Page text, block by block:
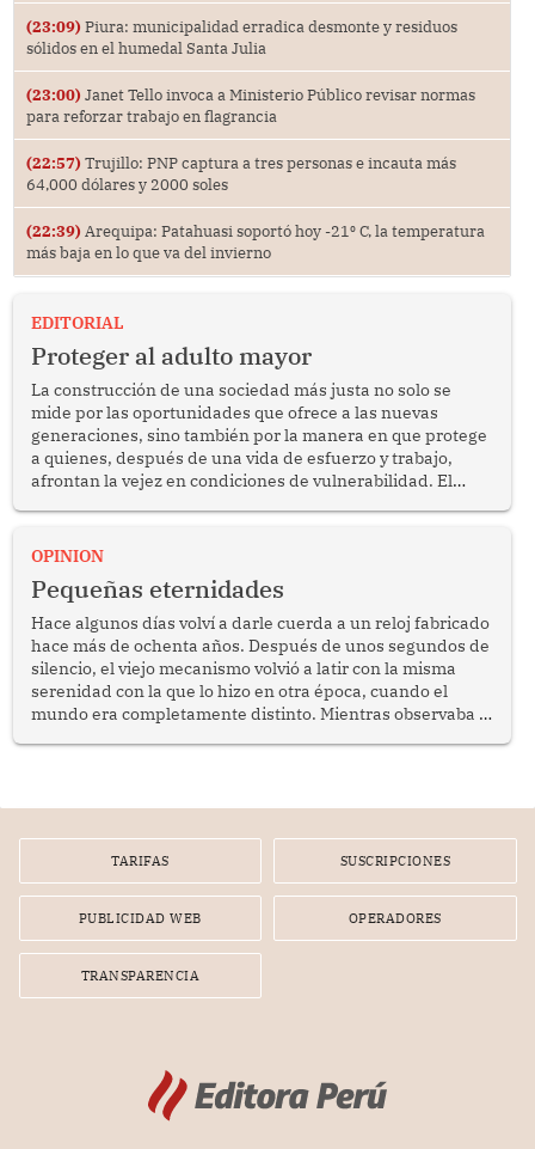
(23:09) Piura: municipalidad erradica desmonte y residuos
sólidos en el humedal Santa Julia
(23:00) Janet Tello invoca a Ministerio Público revisar normas
para reforzar trabajo en flagrancia
(22:57) Trujillo: PNP captura a tres personas e incauta más
64,000 dólares y 2000 soles
(22:39) Arequipa: Patahuasi soportó hoy -21⁰ C, la temperatura
más baja en lo que va del invierno
EDITORIAL
Proteger al adulto mayor
La construcción de una sociedad más justa no solo se
mide por las oportunidades que ofrece a las nuevas
generaciones, sino también por la manera en que protege
a quienes, después de una vida de esfuerzo y trabajo,
afrontan la vejez en condiciones de vulnerabilidad. El
bimestrales el subsidio que reciben los beneficiarios del
reflexionar sobre la importancia de fortalecer las políticas
públicas dirigidas a los adultos mayores en pobreza.
OPINION
Pequeñas eternidades
Hace algunos días volví a darle cuerda a un reloj fabricado
hace más de ochenta años. Después de unos segundos de
silencio, el viejo mecanismo volvió a latir con la misma
serenidad con la que lo hizo en otra época, cuando el
mundo era completamente distinto. Mientras observaba el
TARIFAS SUSCRIPCIONES
PUBLICIDAD WEB OPERADORES
TRANSPARENCIA